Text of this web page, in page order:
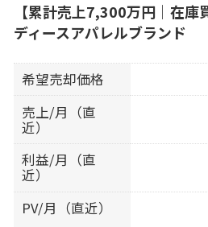
【累計売上7,300万円｜在庫
ディースアパレルブランド
希望売却価格
売上/月（直
近）
利益/月（直
近）
PV/月（直近）